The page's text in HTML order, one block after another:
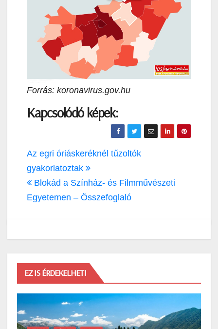
Forrás: koronavirus.gov.hu
Kapcsolódó képek:
Bejegyzés
navigáció
Az egri óriáskeréknél tűzoltók
gyakorlatoztak
Blokád a Színház- és Filmművészeti
Egyetemen – Összefoglaló
EZ IS ÉRDEKELHETI